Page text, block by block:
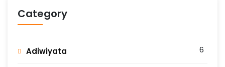
Category
Adiwiyata 6